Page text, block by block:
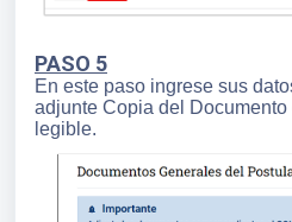
PASO 5
En este paso ingrese sus
adjunte Copia del
legible.